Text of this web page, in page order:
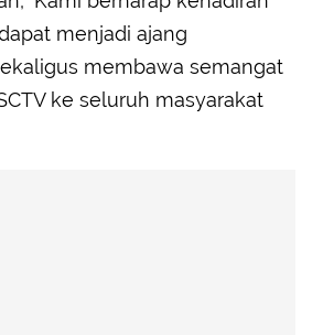
menjadi ajang
membawa semangat
ke seluruh masyarakat